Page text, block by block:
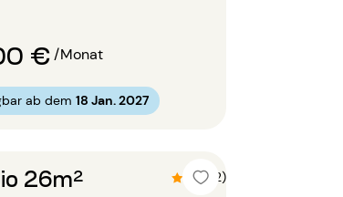
€/Monat
ab dem 18 Jan. 2027
26m² 4.5 (2)